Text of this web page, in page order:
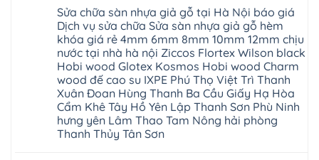
Lào
Cai
Tuyên
Quang
Đà
Nẵng
Gia
Lâm
Phú
Thọ
Hải
Phòng
Sóc
Sơn
Ninh
Bình
Hưng
Yên
Thái
Bình
Hưng
Yên
Đông
Hạ
Long
vệ
sinh
giá
rẻ
tpHCM
Thanh
Xuân
Bắc
Ninh
Ninh
Bình
Đà
Nẵng
Quảng
Ninh
bình
luận
ở
Thợ
sửa
sàn
nhựa
thợ
sửa
sàn
nhà
thợ
sửa
sàn
Sửa chữa sàn nhựa giả gỗ tại Hà Nội báo giá
Dịch vụ sửa chữa Sửa sàn nhựa giả gỗ hèm
khóa giá rẻ 4mm 6mm 8mm 10mm 12mm chịu
nước tại nhà hà nội Ziccos Flortex Wilson black
Hobi wood Glotex Kosmos Hobi wood Charm
wood đế cao su IXPE Phú Thọ Việt Trì Thanh
Xuân Đoan Hùng Thanh Ba Cầu Giấy Hạ Hòa
Cẩm Khê Tây Hồ Yên Lập Thanh Sơn Phù Ninh
hưng yên Lâm Thao Tam Nông hải phòng
Thanh Thủy Tân Sơn